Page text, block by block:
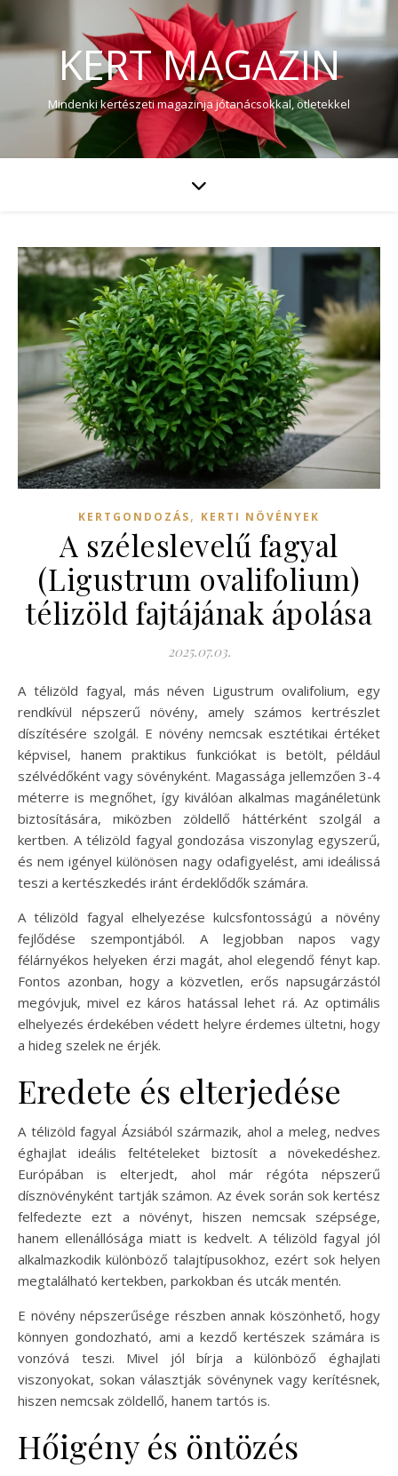
KERT MAGAZIN
Mindenki kertészeti magazinja jótanácsokkal, ötletekkel
KERTGONDOZÁS, KERTI NÖVÉNYEK
A széleslevelű fagyal
(Ligustrum ovalifolium)
télizöld fajtájának ápolása
2025.07.03.
A télizöld fagyal, más néven Ligustrum ovalifolium, egy
rendkívül népszerű növény, amely számos kertrészlet
díszítésére szolgál. E növény nemcsak esztétikai értéket
képvisel, hanem praktikus funkciókat is betölt, például
szélvédőként vagy sövényként. Magassága jellemzően 3-4
méterre is megnőhet, így kiválóan alkalmas magánéletünk
biztosítására, miközben zöldellő háttérként szolgál a
kertben. A télizöld fagyal gondozása viszonylag egyszerű,
és nem igényel különösen nagy odafigyelést, ami ideálissá
teszi a kertészkedés iránt érdeklődők számára.
A télizöld fagyal elhelyezése kulcsfontosságú a növény
fejlődése szempontjából. A legjobban napos vagy
félárnyékos helyeken érzi magát, ahol elegendő fényt kap.
Fontos azonban, hogy a közvetlen, erős napsugárzástól
megóvjuk, mivel ez káros hatással lehet rá. Az optimális
elhelyezés érdekében védett helyre érdemes ültetni, hogy
a hideg szelek ne érjék.
Eredete és elterjedése
A télizöld fagyal Ázsiából származik, ahol a meleg, nedves
éghajlat ideális feltételeket biztosít a növekedéshez.
Európában is elterjedt, ahol már régóta népszerű
dísznövényként tartják számon. Az évek során sok kertész
felfedezte ezt a növényt, hiszen nemcsak szépsége,
hanem ellenállósága miatt is kedvelt. A télizöld fagyal jól
alkalmazkodik különböző talajtípusokhoz, ezért sok helyen
megtalálható kertekben, parkokban és utcák mentén.
E növény népszerűsége részben annak köszönhető, hogy
könnyen gondozható, ami a kezdő kertészek számára is
vonzóvá teszi. Mivel jól bírja a különböző éghajlati
viszonyokat, sokan választják sövénynek vagy kerítésnek,
hiszen nemcsak zöldellő, hanem tartós is.
Hőigény és öntözés